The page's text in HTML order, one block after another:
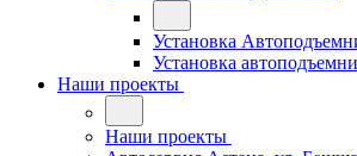
Установка
Установка
Наши проекты
Наши проекты